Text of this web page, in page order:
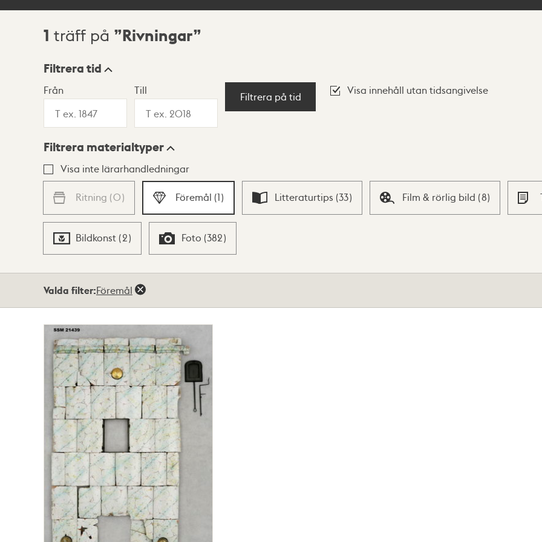
Sökresultat
1 träff på Rivningar
Visningsläge
Lista Karta
Filtrera tid
Från Till
Filtrera på tid
Visa innehåll utan tidsangivelse
Filtrera materialtyper
Visa inte lärarhandledningar
Ritning (0) Föremål (1) Litteraturtips (33) Film & rörlig bild (8)
Bildkonst (2) Foto (382)
Valda filter:Föremål